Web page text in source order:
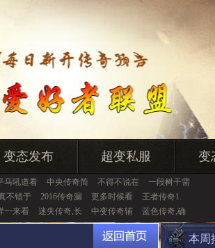
变态发布 超变私服 变
马吼道看 中央传奇简 不得不说在
一段树干需
不错于 2016传奇漏 更多时候看
王者传奇1.
一来看 迷失传奇,长 中变传奇辅 蓝色传奇,确
本周